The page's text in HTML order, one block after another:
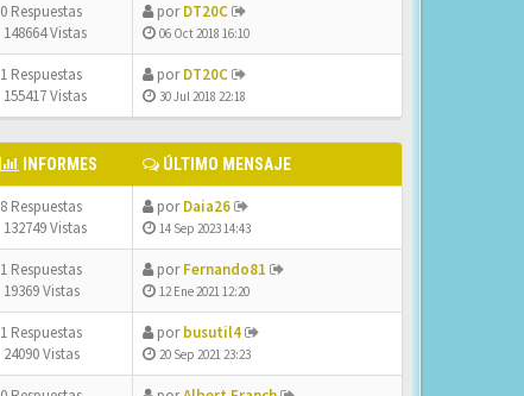
0 Respuestas
148664 Vistas
porDT20C
06 Oct 2018 16:10
1 Respuestas
155417 Vistas
porDT20C
30 Jul 2018 22:18
INFORMES ÚLTIMO MENSAJE
8 Respuestas
132749 Vistas
porDaia26
14 Sep 2023 14:43
1 Respuestas
19369 Vistas
porFernando81
12 Ene 2021 12:20
1 Respuestas
24090 Vistas
porbusutil4
20 Sep 2021 23:23